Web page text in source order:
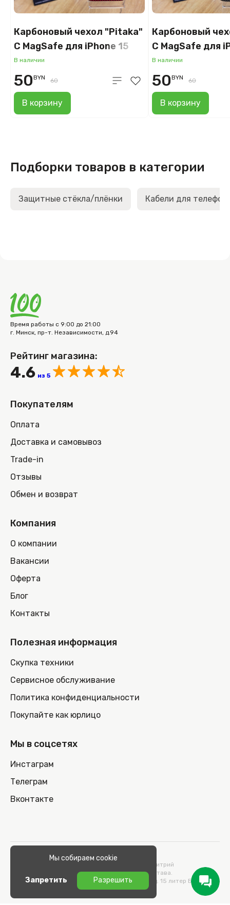
Карбоновый чехол "Pitaka"
С MagSafe для iPhone 15
(красный)
В наличии
В корзину
50BYN 60
Карбоновый
С MagSafe для
PRO Max
В наличии
В корзину
50BYN 60
Подборки товаров в категории
Защитные стёкла/плёнки Кабели для
Время работы с 9:00 до 21:00
г. Минск, пр-т. Независимости, д.94
Рейтинг магазина:
4.6 из 5
Покупателям
Оплата
Доставка и самовывоз
Trade-in
Отзывы
Обмен и возврат
Компания
О компании
Вакансии
Оферта
Блог
Контакты
Полезная информация
Скупка техники
Сервисное обслуживание
Политика конфиденциальности
Покупайте как юрлицо
Мы в соцсетях
Инстаграм
Телеграм
Вконтакте
© 2026 100nout.by,
ООО «СТОНОУТБУКОВ» Директор Метельский Дмитрий
Константинович, действующий на основании Устава.
Адрес: 220100, Беларусь, г. Минск, ул. Кульман, д. 15 литер Б 9/к.
Мы собираем cookie
Запретить Разрешить